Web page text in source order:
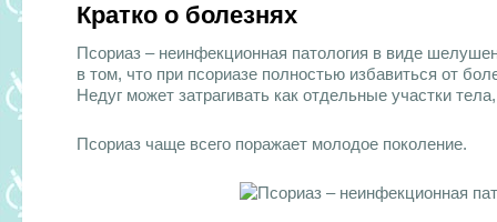
Кратко о болезнях
Псориаз – неинфекционная патология в виде
в том, что при псориазе полностью избавиться от
Недуг может затрагивать как отдельные участки
Псориаз чаще всего поражает молодое поколение.